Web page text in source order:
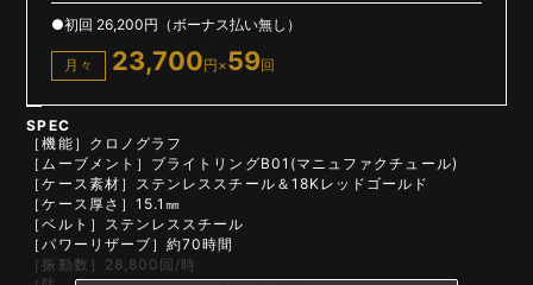
●初回 26,200円（ボーナス払い無し）
月々 23,700円×59回
SPEC
［機能］クロノグラフ
［ムーブメント］ブライトリングB01(マニュファクチュール)
［ケース素材］ステンレススチール＆18Kレッドゴールド
［ケース厚さ］15.1㎜
［ベルト］ステンレススチール
［パワーリザーブ］約70時間
［振動数］28,800回/時